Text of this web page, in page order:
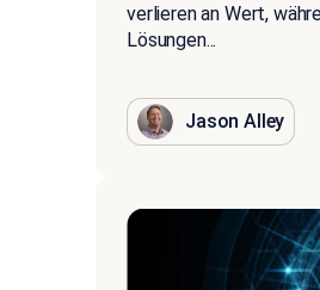
verlieren an Wert,
Lösungen...
Jason Alley